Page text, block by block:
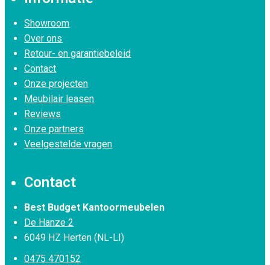
Showroom
Over ons
Retour- en garantiebeleid
Contact
Onze projecten
Meubilair leasen
Reviews
Onze partners
Veelgestelde vragen
Contact
Best Budget Kantoormeubelen
De Hanze 2
6049 HZ Herten (NL-LI)
0475 470152